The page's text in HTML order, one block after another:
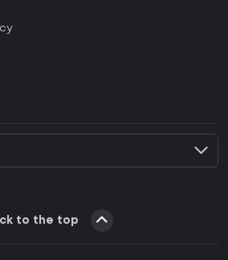
CD Key?
Games CD Key?
CD Key?
Connect CD Key?
to the top